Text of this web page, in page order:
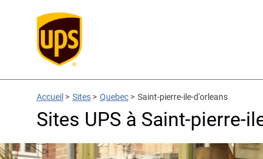
Accueil > Sites > Quebec > Saint-pierre-ile-d'orleans
Sites UPS à Saint-pierre-